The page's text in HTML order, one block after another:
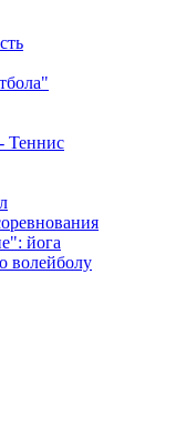
Теннис
йога
волейболу